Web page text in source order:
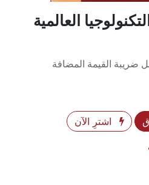
العالمية
ضريبة القيمة المضافة
اشترِ الآن